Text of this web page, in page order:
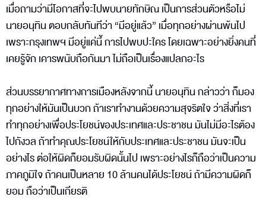
เมื่อถามว่ามีโอกาสที่จะไปพบนายทักษิณ เป็นการส่วนตัวหรือไม่
นายอนุทิน ตอบกลับทันทีว่า “มีอยู่แล้ว” เมื่อทุกอย่างผ่านพ้นไป
เพราะกรุงเทพฯ มีอยู่แค่นี้ การไปพบปะใคร โดยเฉพาะอย่างยิ่งคนที่
เคยรู้จัก เคารพนับถือกันมา ไม่ถือเป็นเรื่องแปลกอะไร
ส่วนบรรยากาศทางการเมืองหลังจากนี้ นายอนุทิน กล่าวว่า ก็มอง
ทุกอย่างให้มันเป็นบวก ถ้าเราทำงานด้วยความสุจริตใจ ว่าสิ่งที่เรา
ทำทุกอย่างเพื่อประโยชน์ของประเทศและประชาชน มันไม่มีอะไรต้อง
ไปกังวล ถ้าทำคุณประโยชน์ให้กับประเทศและประชาชน มันจะเป็น
อย่างไร ต่อให้ผิดก็ยอมรับผิดนั้นไป เพราะอย่างไรก็ถือว่าเป็นความ
ภาคภูมิใจ ถ้าคนเป็นหลาย 10 ล้านคนได้ประโยชน์ ถ้ามีความผิดก็
ยอม ถือว่าเป็นเกียรติ